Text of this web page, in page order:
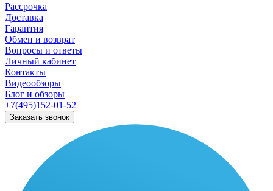
Рассрочка
Доставка
Гарантия
Обмен и возврат
Вопросы и ответы
Личный кабинет
Контакты
Видеообзоры
Блог и обзоры
+7(495)152-01-52
Заказать звонок